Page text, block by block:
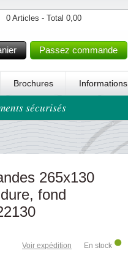
0 Articles - Total 0,00
Passez commande
Brochures Informations
sécurisés
265x130
fond
Voir expédition En stock